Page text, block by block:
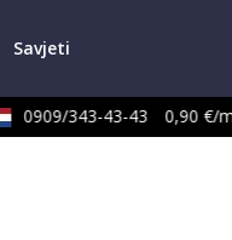
Savjeti
0909/343-43-43 0,90 €/